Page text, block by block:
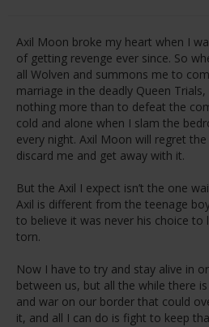
Axil Moon broke my heart when I
of getting revenge ever since. So
all Wolven and summons me to
marriage in the deadly Queen
nothing more than to defeat the
cold and alone when I slam the
every night. Axil Moon will regret
discard me and get away with it.
But the Axil I expect isn’t the one
Axil is different from the teenage
to believe it was never his choice to
torn.
Now I have to try and stay alive in
between us, but all the while there
and war on our border that could
it, and all I can do is fight to keep